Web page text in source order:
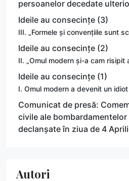
persoanelor decedate
Ideile au consecințe (3)
III. „Formele și convențiile sunt
Ideile au consecințe (2)
II. „Omul modern și-a cam risipit
Ideile au consecințe (1)
I. Omul modern a devenit un
Comunicat de presă:
civile ale
declanșate în ziua de 4
Autori